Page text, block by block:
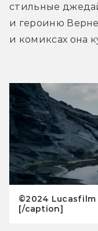
стильные
и героиню
и комиксах она
©2024 Lucasfilm
[/caption]